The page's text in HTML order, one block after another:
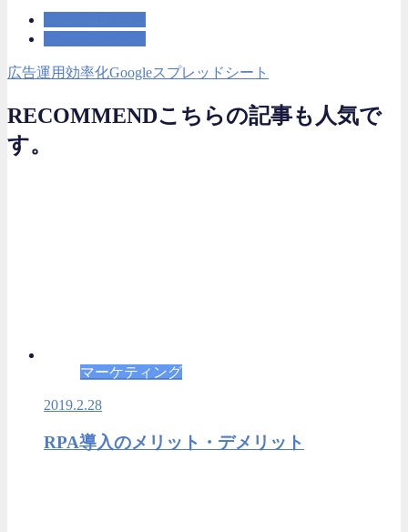
広告運用効率化Googleスプレッドシート
RECOMMENDこちらの記事も人気で
す。
マーケティング
2019.2.28
RPA導入のメリット・デメリット